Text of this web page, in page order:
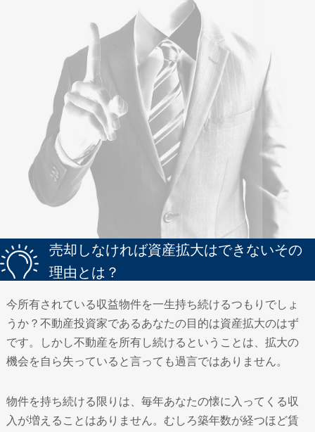
売却しなければ資産拡大はできないその
理由とは？
今所有されている収益物件を一生持ち続けるつもりでしょ
うか？不動産投資家であるあなたの目的は資産拡大のはず
です。しかし不動産を所有し続けるということは、拡大の
機会を自ら失っていると言っても過言ではありません。
物件を持ち続ける限りは、毎年あなたの懐に入ってくる収
入が増えることはありません。むしろ築年数が経つほど賃